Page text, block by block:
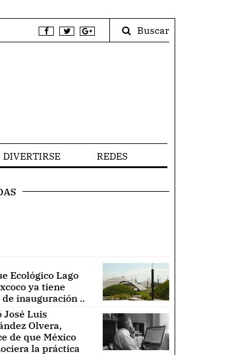
Buscar
DIVERTIRSE REDES
Ecológico Lago
ya tiene
de inauguración ..
José Luis
Olvera,
de que México
la práctica